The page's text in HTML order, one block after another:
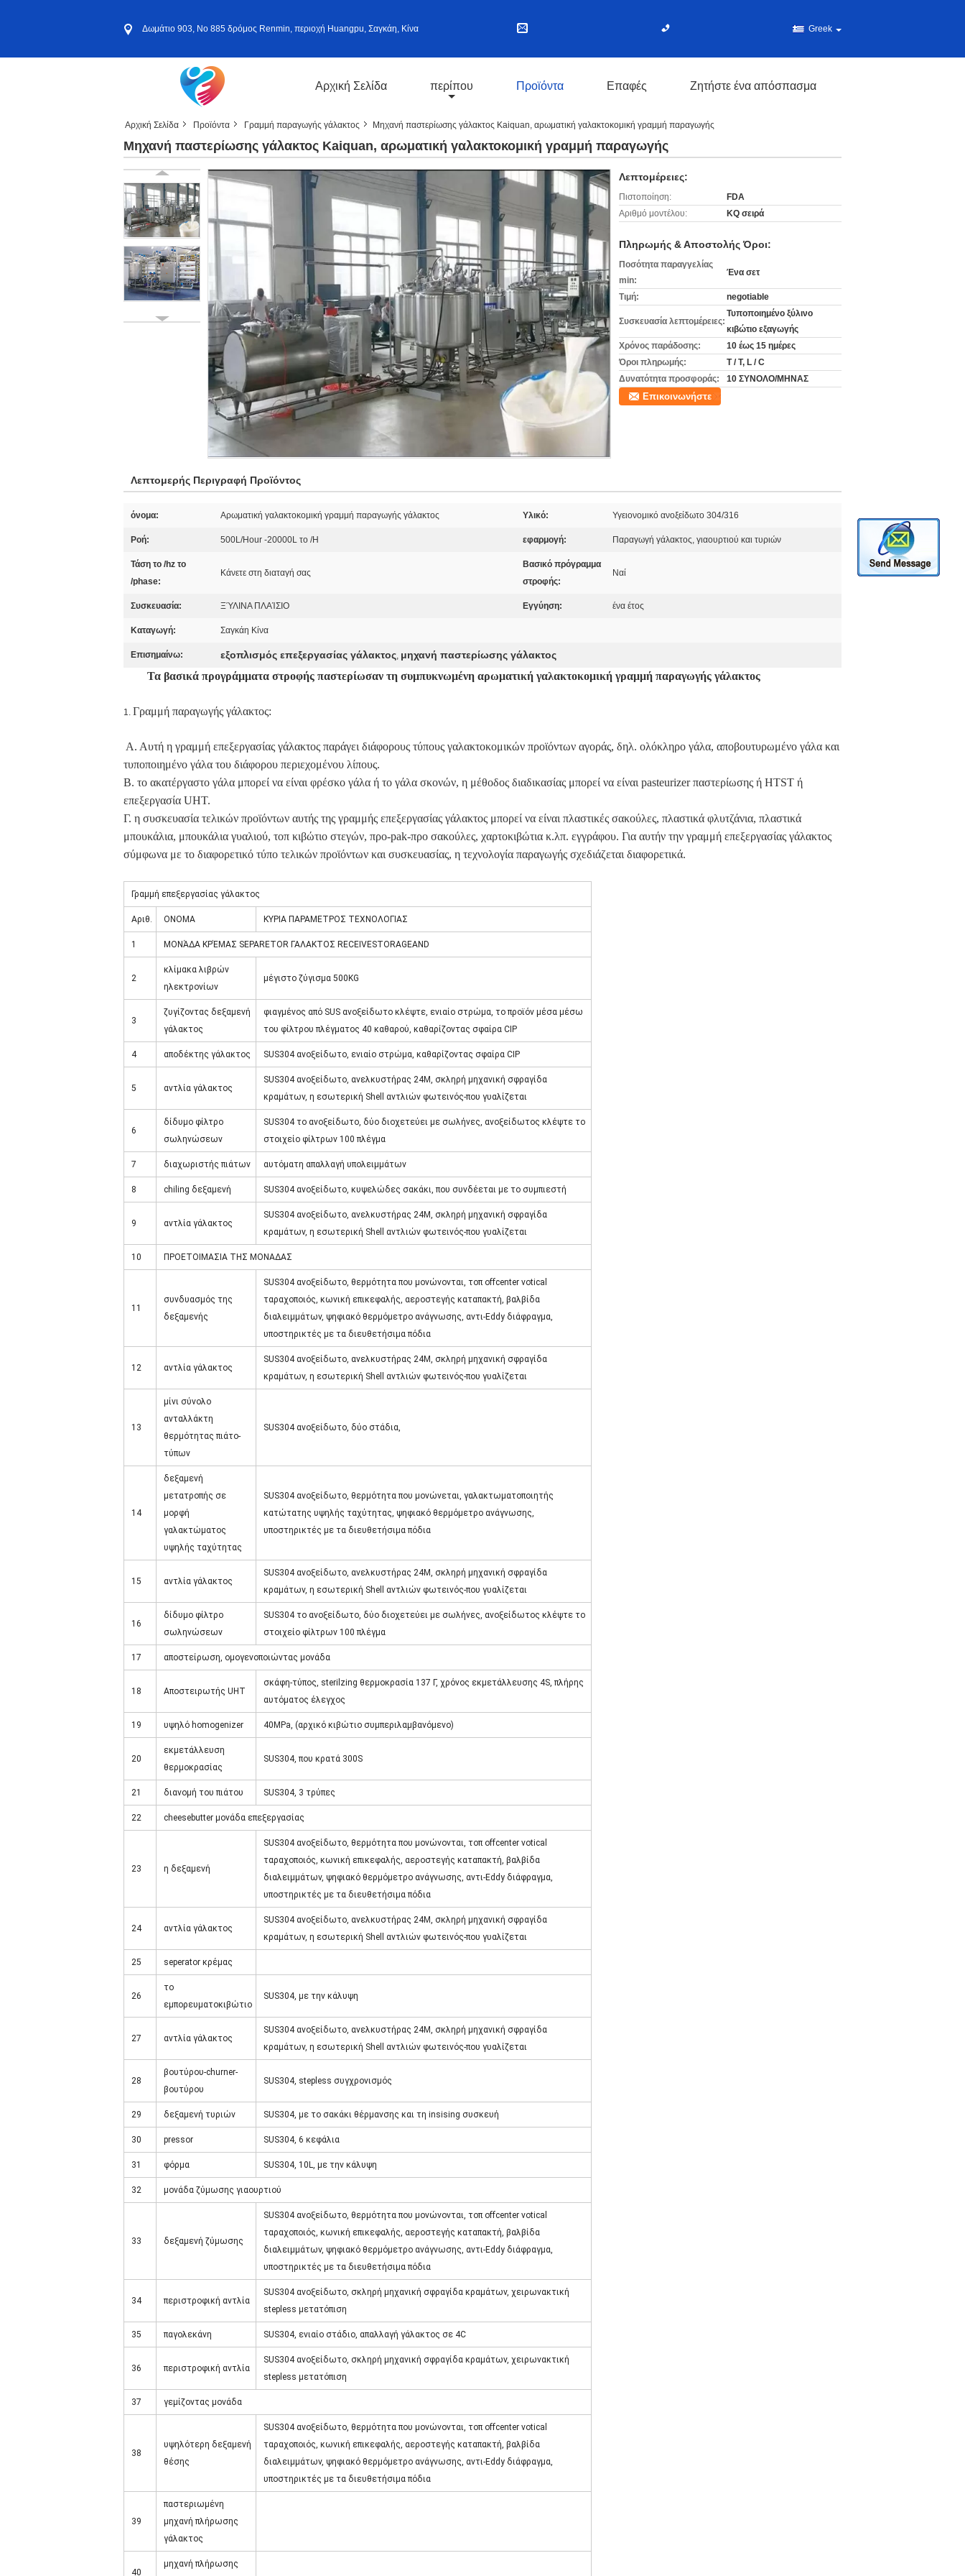
Δωμάτιο 903, Νο 885 δρόμος Renmin, περιοχή Huangpu, Σαγκάη, Κίνα Greek
Αρχική Σελίδα περίπου Προϊόντα Επαφές Ζητήστε ένα απόσπασμα
Αρχική Σελίδα Προϊόντα Γραμμή παραγωγής γάλακτος Μηχανή παστερίωσης γάλακτος Kaiquan, αρωματική γαλακτοκομική γραμμή παραγωγής
Μηχανή παστερίωσης γάλακτος Kaiquan, αρωματική γαλακτοκομική γραμμή παραγωγής
Λεπτομέρειες:
Πιστοποίηση:
FDA
Αριθμό μοντέλου:
KQ σειρά
Πληρωμής & Αποστολής Όροι:
Ποσότητα παραγγελίας
min:
Ένα σετ
Τιμή: negotiable
Συσκευασία λεπτομέρειες:
Τυποποιημένο ξύλινο
κιβώτιο εξαγωγής
Χρόνος παράδοσης:
10 έως 15 ημέρες
Όροι πληρωμής:
T / T, L / C
Δυνατότητα προσφοράς:
10 ΣΥΝΟΛΟ/ΜΗΝΑΣ
Επικοινωνήστε
Λεπτομερής Περιγραφή Προϊόντος
όνομα: Αρωματική γαλακτοκομική γραμμή παραγωγής γάλακτος Υλικό: Υγειονομικό ανοξείδωτο 304/316
Ροή: 500L/Hour -20000L το /H εφαρμογή: Παραγωγή γάλακτος, γιαουρτιού και τυριών
Τάση το /hz το
/phase:
Κάνετε στη διαταγή σας
Βασικό πρόγραμμα
στροφής:
Ναί
Συσκευασία: ΞΎΛΙΝΑ ΠΛΑΊΣΙΟ Εγγύηση: ένα έτος
Καταγωγή: Σαγκάη Κίνα
Επισημαίνω: εξοπλισμός επεξεργασίας γάλακτος, μηχανή παστερίωσης γάλακτος
Τα βασικά προγράμματα στροφής παστερίωσαν τη συμπυκνωμένη αρωματική γαλακτοκομική γραμμή παραγωγής γάλακτος
1. Γραμμή παραγωγής γάλακτος:
Α. Αυτή η γραμμή επεξεργασίας γάλακτος παράγει διάφορους τύπους γαλακτοκομικών προϊόντων αγοράς, δηλ. ολόκληρο γάλα, αποβουτυρωμένο γάλα και
τυποποιημένο γάλα του διάφορου περιεχομένου λίπους.
Β. το ακατέργαστο γάλα μπορεί να είναι φρέσκο γάλα ή το γάλα σκονών, η μέθοδος διαδικασίας μπορεί να είναι pasteurizer παστερίωσης ή HTST ή
επεξεργασία UHT.
Γ. η συσκευασία τελικών προϊόντων αυτής της γραμμής επεξεργασίας γάλακτος μπορεί να είναι πλαστικές σακούλες, πλαστικά φλυτζάνια, πλαστικά
μπουκάλια, μπουκάλια γυαλιού, τοπ κιβώτιο στεγών, προ-pak-προ σακούλες, χαρτοκιβώτια κ.λπ. εγγράφου. Για αυτήν την γραμμή επεξεργασίας γάλακτος
σύμφωνα με το διαφορετικό τύπο τελικών προϊόντων και συσκευασίας, η τεχνολογία παραγωγής σχεδιάζεται διαφορετικά.
Γραμμή επεξεργασίας γάλακτος
Αριθ. ΟΝΟΜΑ ΚΥΡΙΑ ΠΑΡΑΜΕΤΡΟΣ ΤΕΧΝΟΛΟΓΙΑΣ
1 ΜΟΝΆΔΑ ΚΡΈΜΑΣ SEPARETOR ΓΑΛΑΚΤΟΣ RECEIVESTORAGEAND
2
κλίμακα λιβρών
ηλεκτρονίων
μέγιστο ζύγισμα 500KG
3
ζυγίζοντας δεξαμενή
γάλακτος
φιαγμένος από SUS ανοξείδωτο κλέψτε, ενιαίο στρώμα, το προϊόν μέσα μέσω
του φίλτρου πλέγματος 40 καθαρού, καθαρίζοντας σφαίρα CIP
4 αποδέκτης γάλακτος SUS304 ανοξείδωτο, ενιαίο στρώμα, καθαρίζοντας σφαίρα CIP
5 αντλία γάλακτος
SUS304 ανοξείδωτο, ανελκυστήρας 24M, σκληρή μηχανική σφραγίδα
κραμάτων, η εσωτερική Shell αντλιών φωτεινός-που γυαλίζεται
6
δίδυμο φίλτρο
σωληνώσεων
SUS304 το ανοξείδωτο, δύο διοχετεύει με σωλήνες, ανοξείδωτος κλέψτε το
στοιχείο φίλτρων 100 πλέγμα
7 διαχωριστής πιάτων αυτόματη απαλλαγή υπολειμμάτων
8 chiling δεξαμενή SUS304 ανοξείδωτο, κυψελώδες σακάκι, που συνδέεται με το συμπιεστή
9 αντλία γάλακτος
SUS304 ανοξείδωτο, ανελκυστήρας 24M, σκληρή μηχανική σφραγίδα
κραμάτων, η εσωτερική Shell αντλιών φωτεινός-που γυαλίζεται
10 ΠΡΟΕΤΟΙΜΑΣΙΑ ΤΗΣ ΜΟΝΑΔΑΣ
11
συνδυασμός της
δεξαμενής
SUS304 ανοξείδωτο, θερμότητα που μονώνονται, τοπ offcenter votical
ταραχοποιός, κωνική επικεφαλής, αεροστεγής καταπακτή, βαλβίδα
διαλειμμάτων, ψηφιακό θερμόμετρο ανάγνωσης, αντι-Eddy διάφραγμα,
υποστηρικτές με τα διευθετήσιμα πόδια
12 αντλία γάλακτος
SUS304 ανοξείδωτο, ανελκυστήρας 24M, σκληρή μηχανική σφραγίδα
κραμάτων, η εσωτερική Shell αντλιών φωτεινός-που γυαλίζεται
13
μίνι σύνολο
ανταλλάκτη
θερμότητας πιάτο-
τύπων
SUS304 ανοξείδωτο, δύο στάδια,
14
δεξαμενή
μετατροπής σε
μορφή
γαλακτώματος
υψηλής ταχύτητας
SUS304 ανοξείδωτο, θερμότητα που μονώνεται, γαλακτωματοποιητής
κατώτατης υψηλής ταχύτητας, ψηφιακό θερμόμετρο ανάγνωσης,
υποστηρικτές με τα διευθετήσιμα πόδια
15 αντλία γάλακτος
SUS304 ανοξείδωτο, ανελκυστήρας 24M, σκληρή μηχανική σφραγίδα
κραμάτων, η εσωτερική Shell αντλιών φωτεινός-που γυαλίζεται
16
δίδυμο φίλτρο
σωληνώσεων
SUS304 το ανοξείδωτο, δύο διοχετεύει με σωλήνες, ανοξείδωτος κλέψτε το
στοιχείο φίλτρων 100 πλέγμα
17 αποστείρωση, ομογενοποιώντας μονάδα
18 Αποστειρωτής UHT
σκάφη-τύπος, sterilzing θερμοκρασία 137 Γ, χρόνος εκμετάλλευσης 4S, πλήρης
αυτόματος έλεγχος
19 υψηλό homogenizer 40MPa, (αρχικό κιβώτιο συμπεριλαμβανόμενο)
20
εκμετάλλευση
θερμοκρασίας
SUS304, που κρατά 300S
21 διανομή του πιάτου SUS304, 3 τρύπες
22 cheesebutter μονάδα επεξεργασίας
23 η δεξαμενή
SUS304 ανοξείδωτο, θερμότητα που μονώνονται, τοπ offcenter votical
ταραχοποιός, κωνική επικεφαλής, αεροστεγής καταπακτή, βαλβίδα
διαλειμμάτων, ψηφιακό θερμόμετρο ανάγνωσης, αντι-Eddy διάφραγμα,
υποστηρικτές με τα διευθετήσιμα πόδια
24 αντλία γάλακτος
SUS304 ανοξείδωτο, ανελκυστήρας 24M, σκληρή μηχανική σφραγίδα
κραμάτων, η εσωτερική Shell αντλιών φωτεινός-που γυαλίζεται
25 seperator κρέμας
26
το
εμπορευματοκιβώτιο
SUS304, με την κάλυψη
27 αντλία γάλακτος
SUS304 ανοξείδωτο, ανελκυστήρας 24M, σκληρή μηχανική σφραγίδα
κραμάτων, η εσωτερική Shell αντλιών φωτεινός-που γυαλίζεται
28
βουτύρου-churner-
βουτύρου
SUS304, stepless συγχρονισμός
29 δεξαμενή τυριών SUS304, με το σακάκι θέρμανσης και τη insising συσκευή
30 pressor SUS304, 6 κεφάλια
31 φόρμα SUS304, 10L, με την κάλυψη
32 μονάδα ζύμωσης γιαουρτιού
33 δεξαμενή ζύμωσης
SUS304 ανοξείδωτο, θερμότητα που μονώνονται, τοπ offcenter votical
ταραχοποιός, κωνική επικεφαλής, αεροστεγής καταπακτή, βαλβίδα
διαλειμμάτων, ψηφιακό θερμόμετρο ανάγνωσης, αντι-Eddy διάφραγμα,
υποστηρικτές με τα διευθετήσιμα πόδια
34 περιστροφική αντλία
SUS304 ανοξείδωτο, σκληρή μηχανική σφραγίδα κραμάτων, χειρωνακτική
stepless μετατόπιση
35 παγολεκάνη SUS304, ενιαίο στάδιο, απαλλαγή γάλακτος σε 4C
36 περιστροφική αντλία
SUS304 ανοξείδωτο, σκληρή μηχανική σφραγίδα κραμάτων, χειρωνακτική
stepless μετατόπιση
37 γεμίζοντας μονάδα
38
υψηλότερη δεξαμενή
θέσης
SUS304 ανοξείδωτο, θερμότητα που μονώνονται, τοπ offcenter votical
ταραχοποιός, κωνική επικεφαλής, αεροστεγής καταπακτή, βαλβίδα
διαλειμμάτων, ψηφιακό θερμόμετρο ανάγνωσης, αντι-Eddy διάφραγμα,
υποστηρικτές με τα διευθετήσιμα πόδια
39
παστεριωμένη
μηχανή πλήρωσης
γάλακτος
40
μηχανή πλήρωσης